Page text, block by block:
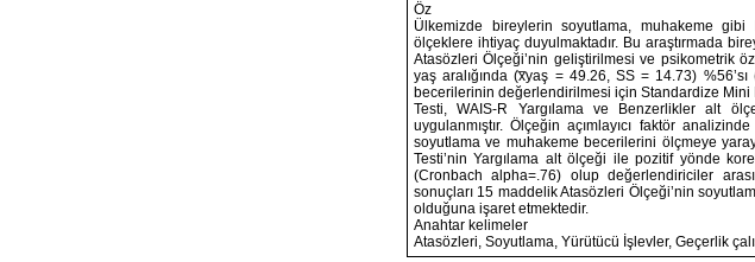
Öz
Ülkemizde bireylerin soyutlama, muhakeme
ölçeklere ihtiyaç duyulmaktadır. Bu araştırmada
Atasözleri Ölçeği’nin geliştirilmesi ve psikometrik
yaş aralığında (x̅yaş = 49.26, SS = 14.73)
becerilerinin değerlendirilmesi için Standardize
Testi, WAIS-R Yargılama ve Benzerlikler alt
uygulanmıştır. Ölçeğin açımlayıcı faktör
soyutlama ve muhakeme becerilerini ölçmeye
Testi’nin Yargılama alt ölçeği ile pozitif yönde
(Cronbach alpha=.76) olup değerlendiriciler
sonuçları 15 maddelik Atasözleri Ölçeği’nin
olduğuna işaret etmektedir.
Anahtar kelimeler
Atasözleri, Soyutlama, Yürütücü İşlevler, Geçerlik